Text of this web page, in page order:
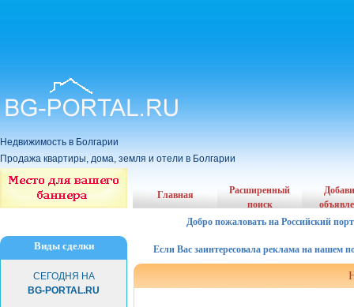
Недвижимость в Болгарии
Продажа квартиры, дома, земля и отели в Болгарии
Виды сделки
СЕГОДНЯ НА
BG-PORTAL.RU
Главная
Расширенный
поиск
Добро пожаловать на Российский
Если Вас заинтересовала реклама на нашем